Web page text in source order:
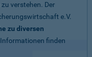
verstehen. Der
e.V.
zu diversen
finden